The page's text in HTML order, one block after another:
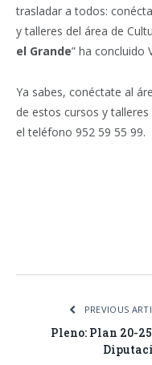
trasladar a todos:
y talleres del área de
el Grande” ha concluido
Ya sabes, conéctate al
de estos cursos y
el teléfono 952 59 55 99.
PREVIOUS
Pleno: Plan 20-